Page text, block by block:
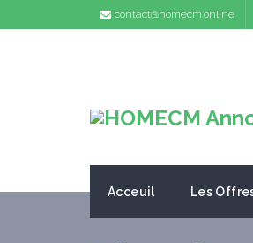
contact@homecm.online
Acceuil Les